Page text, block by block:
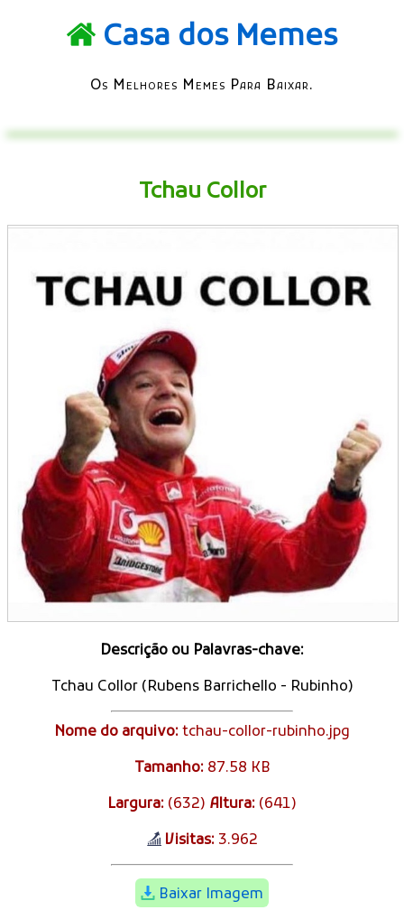
Casa dos Memes
Os Melhores Memes Para Baixar.
Tchau Collor
Descrição ou Palavras-chave:
Tchau Collor (Rubens Barrichello - Rubinho)
Nome do arquivo: tchau-collor-rubinho.jpg
Tamanho:87.58 KB
Largura: (632) Altura: (641)
Visitas:3.962
Baixar Imagem